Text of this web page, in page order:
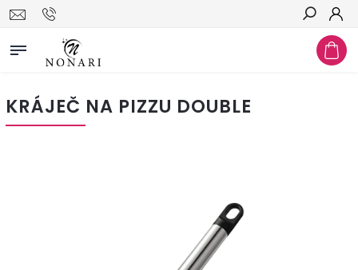
Hledat
KRÁJEČ NA PIZZU DOUBLE